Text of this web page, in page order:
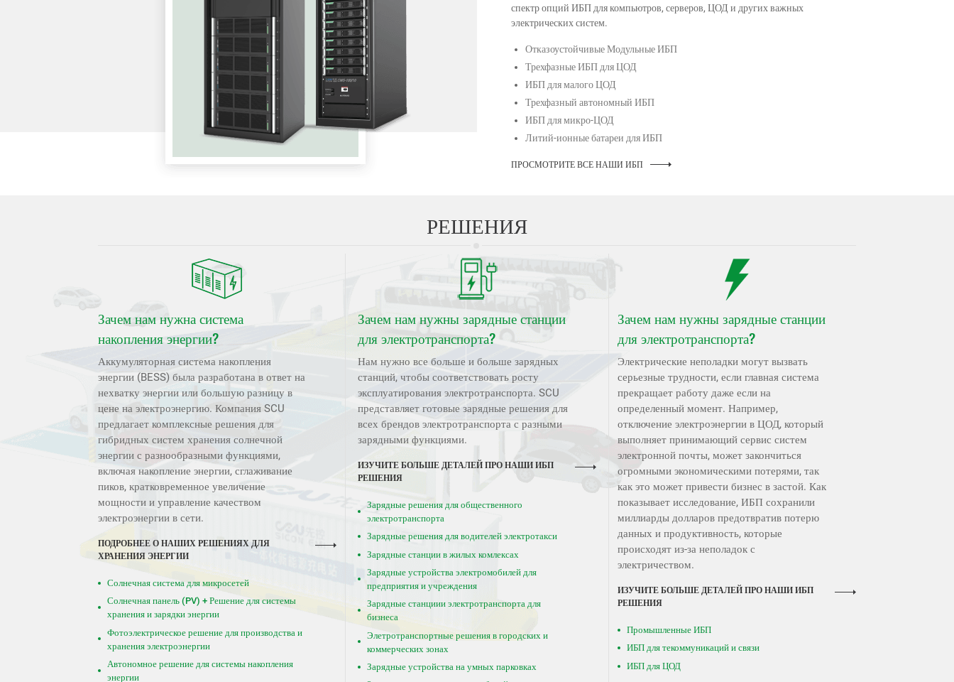
спектр опций ИБП для компьютров, серверов, ЦОД и других важных
электрических систем.
Отказоустойчивые Модульные ИБП
Трехфазные ИБП для ЦОД
ИБП для малого ЦОД
Трехфазный автономный ИБП
ИБП для микро-ЦОД
Литий-ионные батареи для ИБП
ПРОСМОТРИТЕ ВСЕ НАШИ ИБП
РЕШЕНИЯ
Зачем нам нужна система
накопления энергии?
Аккумуляторная система накопления
энергии (BESS) была разработана в ответ на
нехватку энергии или большую разницу в
цене на электроэнергию. Компания SCU
предлагает комплексные решения для
гибридных систем хранения солнечной
энергии с разнообразными функциями,
включая накопление энергии, сглаживание
пиков, кратковременное увеличение
мощности и управление качеством
электроэнергии в сети.
ПОДРОБНЕЕ О НАШИХ РЕШЕНИЯХ ДЛЯ
ХРАНЕНИЯ ЭНЕРГИИ
Солнечная система для микросетей
Солнечная панель (PV) + Решение для системы
хранения и зарядки энергии
Фотоэлектрическое решение для производства и
хранения электроэнергии
Автономное решение для системы накопления
энергии
Зачем нам нужны зарядные станции
для электротранспорта?
Нам нужно все больше и больше зарядных
станций, чтобы соответствовать росту
эксплуатирования электротранспорта. SCU
представляет готовые зарядные решения для
всех брендов электротранспорта с разными
зарядными функциями.
ИЗУЧИТЕ БОЛЬШЕ ДЕТАЛЕЙ ПРО НАШИ ИБП
РЕШЕНИЯ
Зарядные решения для общественного
электротранспорта
Зарядные решения для водителей электротакси
Зарядные станции в жилых комлексах
Зарядные устройства электромобилей для
предприятия и учреждения
Зарядные станциии электротранспорта для
бизнеса
Элетротранспортные решения в городских и
коммерческих зонах
Зарядные устройства на умных парковках
Зачем нам нужны зарядные станции
для электротранспорта?
Электрические неполадки могут вызвать
серьезные трудности, если главная система
прекращает работу даже если на
определенный момент. Например,
отключение электроэнергии в ЦОД, который
выполняет принимающий сервис систем
электронной почты, может закончиться
огромными экономическими потерями, так
как это может привести бизнес в застой. Как
показывает исследование, ИБП сохранили
миллиарды долларов предотвратив потерю
данных и продуктивность, которые
происходят из-за неполадок с
электричеством.
ИЗУЧИТЕ БОЛЬШЕ ДЕТАЛЕЙ ПРО НАШИ ИБП
РЕШЕНИЯ
Промышленные ИБП
ИБП для текоммуникаций и связи
ИБП для ЦОД